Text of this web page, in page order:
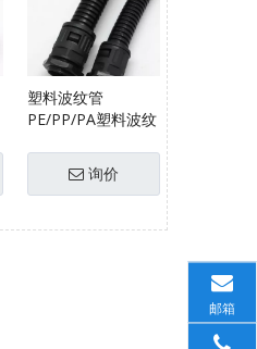
塑料波纹管
PE/PP/PA塑料波纹
询价
邮箱